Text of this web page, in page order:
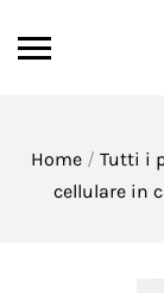
Home/ Tutti i
cellulare in